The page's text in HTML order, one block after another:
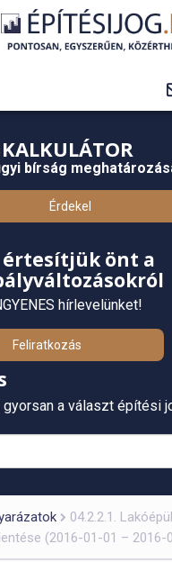
bírság
Érdekel
értesítjük önt a
hírlevelünket!
Feliratkozás
gyorsan a választ építési
04.2.2.1.
(2016-01-01 – 2016-